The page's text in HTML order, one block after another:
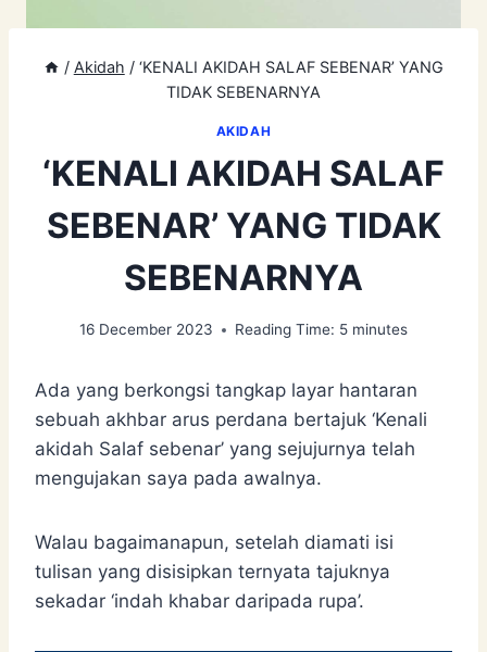
/ Akidah / ‘KENALI AKIDAH SALAF SEBENAR’ YANG
TIDAK SEBENARNYA
AKIDAH
‘KENALI AKIDAH SALAF
SEBENAR’ YANG TIDAK
SEBENARNYA
16 December 2023 Reading Time: 5 minutes
Ada yang berkongsi tangkap layar hantaran
sebuah akhbar arus perdana bertajuk ‘Kenali
akidah Salaf sebenar’ yang sejujurnya telah
mengujakan saya pada awalnya.
Walau bagaimanapun, setelah diamati isi
tulisan yang disisipkan ternyata tajuknya
sekadar ‘indah khabar daripada rupa’.